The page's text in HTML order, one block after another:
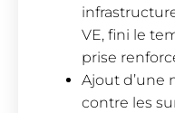
VE, fini le
prise
Ajout d’une
contre les